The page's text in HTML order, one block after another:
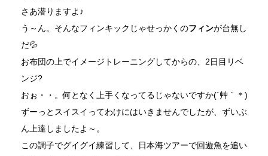
さあ潜りますよ♪
う～ん。そんなフィンキックじゃせっかくのフィンが台無し
だ💦
お布団の上でイメージトレーニングしてからの、2日目リベ
ンジ?
おぉ・・。何となく上手くなってるじゃないですか(´艸｀＊)
ずーっとスイスイってわけにはいきませんでしたが、ずいぶ
ん上達しましたよ～。
この調子でグイグイ練習して、日本海ツアーで回遊魚を追い